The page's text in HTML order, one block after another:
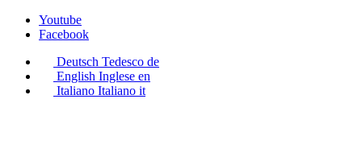
Youtube
Facebook
Deutsch Tedesco de
English Inglese en
Italiano Italiano it